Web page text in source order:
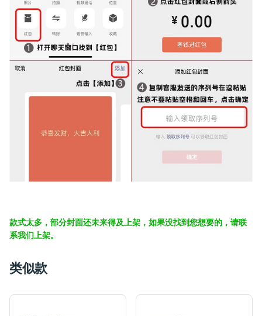
款式太多，部分封面还未来得及上架，如果没找到您想要的，请联
系我们上架。
类似款